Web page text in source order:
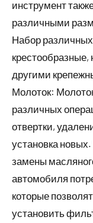
инструмент
различными
Набор
другими
Молоток:
различных
отвертки,
установка
замены
автомобиля
которые
установить